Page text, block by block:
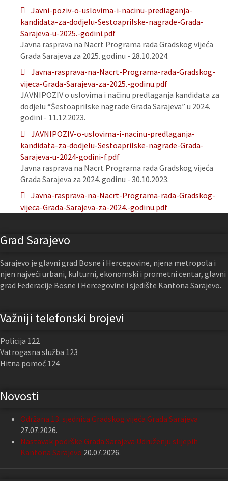
Javni-poziv-o-uslovima-i-nacinu-predlaganja-
kandidata-za-dodjelu-Sestoaprilske-nagrade-Grada-
Sarajeva-u-2025.-godini.pdf
Javna rasprava na Nacrt Programa rada Gradskog vijeća
Grada Sarajeva za 2025. godinu - 28.10.2024.
Javna-rasprava-na-Nacrt-Programa-rada-Gradskog-
vijeca-Grada-Sarajeva-za-2025.-godinu.pdf
JAVNIPOZIV o uslovima i načinu predlaganja kandidata za
dodjelu “Šestoaprilske nagrade Grada Sarajeva” u 2024.
godini - 11.12.2023.
JAVNIPOZIV-o-uslovima-i-nacinu-predlaganja-
kandidata-za-dodjelu-Sestoaprilske-nagrade-Grada-
Sarajeva-u-2024-godini-f.pdf
Javna rasprava na Nacrt Programa rada Gradskog vijeća
Grada Sarajeva za 2024. godinu - 30.10.2023.
Javna-rasprava-na-Nacrt-Programa-rada-Gradskog-
vijeca-Grada-Sarajeva-za-2024.-godinu.pdf
Grad Sarajevo
Sarajevo je glavni grad Bosne i Hercegovine, njena metropola i
njen najveći urbani, kulturni, ekonomski i prometni centar, glavni
grad Federacije Bosne i Hercegovine i sjedište Kantona Sarajevo.
Važniji telefonski brojevi
Policija 122
Vatrogasna služba 123
Hitna pomoć 124
Novosti
Održana 13. sjednica Gradskog vijeća Grada Sarajeva
27.07.2026.
Nastavak podrške Grada Sarajeva Udruženju slijepih
Kantona Sarajevo 20.07.2026.